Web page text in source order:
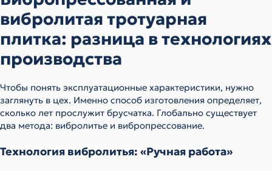
вибролитая тротуарная
плитка: разница в технологиях
производства
Чтобы понять эксплуатационные характеристики, нужно
заглянуть в цех. Именно способ изготовления определяет,
сколько лет прослужит брусчатка. Глобально существует
два метода: вибролитье и вибропрессование.
Технология вибролитья: «Ручная работа»